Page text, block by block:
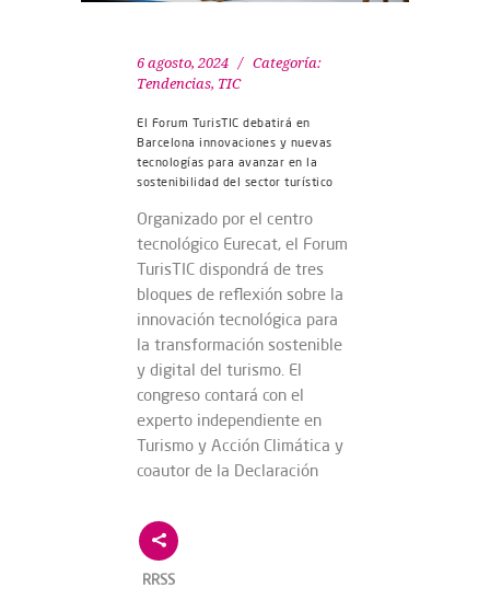
6 agosto, 2024
Categoría:
Tendencias, TIC
El Forum TurisTIC debatirá en
Barcelona innovaciones y nuevas
tecnologías para avanzar en la
sostenibilidad del sector turístico
Organizado por el centro
tecnológico Eurecat, el Forum
TurisTIC dispondrá de tres
bloques de reflexión sobre la
innovación tecnológica para
la transformación sostenible
y digital del turismo. El
congreso contará con el
experto independiente en
Turismo y Acción Climática y
coautor de la Declaración
RRSS